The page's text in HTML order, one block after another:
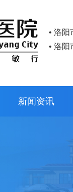
• 洛
• 洛
新闻资讯